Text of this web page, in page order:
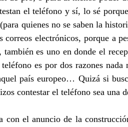
el teléfono y sí, lo sé
quienes no se saben la
correos electrónicos, porque a
también es uno en donde el
es por dos razones
país europeo… Quizá si
contestar el teléfono sea una
con el anuncio de la